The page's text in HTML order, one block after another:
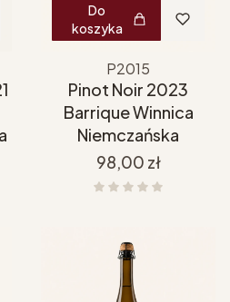
Do
koszyka
P2015
Pinot Noir 2023
Barrique Winnica
Niemczańska
Cena
98,00 zł